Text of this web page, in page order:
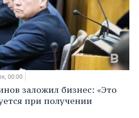
00:00
заложил бизнес: «Это
при получении